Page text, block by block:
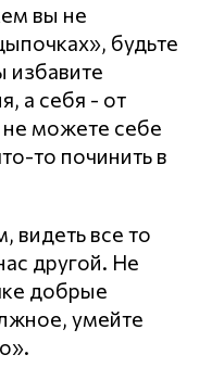
вы не
будьте
а себя - от
можете себе
то починить в
видеть все то
другой. Не
добрые
умейте